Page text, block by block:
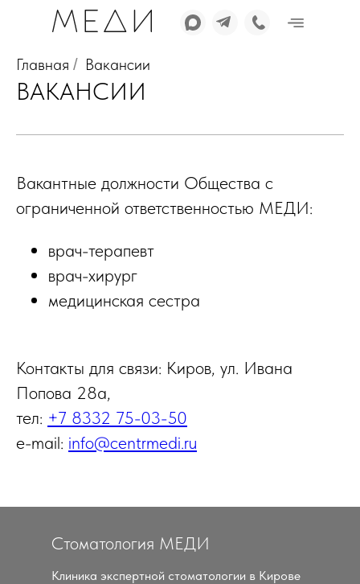
Главная / Вакансии
ВАКАНСИИ
Вакантные должности Общества с
ограниченной ответственностью МЕДИ:
врач-терапевт
врач-хирург
медицинская сестра
Контакты для связи: Киров, ул. Ивана
Попова 28а,
тел: +7 8332 75-03-50
e-mail: info@centrmedi.ru
Стоматология МЕДИ
Клиника экспертной стоматологии в Кирове